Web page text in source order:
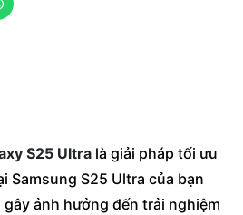
S25 Ultra là giải pháp tối ưu
Samsung S25 Ultra của bạn
ảnh hưởng đến trải nghiệm